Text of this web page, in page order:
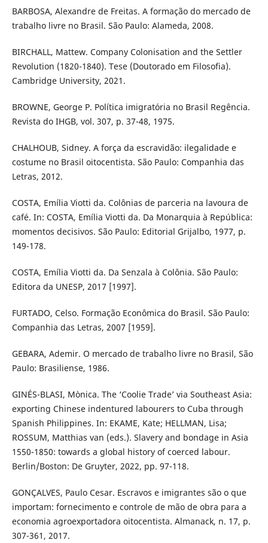
BARBOSA, Alexandre de Freitas. A formação do mercado de
trabalho livre no Brasil. São Paulo: Alameda, 2008.
BIRCHALL, Mattew. Company Colonisation and the Settler
Revolution (1820-1840). Tese (Doutorado em Filosofia).
Cambridge University, 2021.
BROWNE, George P. Política imigratória no Brasil Regência.
Revista do IHGB, vol. 307, p. 37-48, 1975.
CHALHOUB, Sidney. A força da escravidão: ilegalidade e
costume no Brasil oitocentista. São Paulo: Companhia das
Letras, 2012.
COSTA, Emília Viotti da. Colônias de parceria na lavoura de
café. In: COSTA, Emília Viotti da. Da Monarquia à República:
momentos decisivos. São Paulo: Editorial Grijalbo, 1977, p.
149-178.
COSTA, Emília Viotti da. Da Senzala à Colônia. São Paulo:
Editora da UNESP, 2017 [1997].
FURTADO, Celso. Formação Econômica do Brasil. São Paulo:
Companhia das Letras, 2007 [1959].
GEBARA, Ademir. O mercado de trabalho livre no Brasil, São
Paulo: Brasiliense, 1986.
GINÉS-BLASI, Mònica. The ‘Coolie Trade’ via Southeast Asia:
exporting Chinese indentured labourers to Cuba through
Spanish Philippines. In: EKAME, Kate; HELLMAN, Lisa;
ROSSUM, Matthias van (eds.). Slavery and bondage in Asia
1550-1850: towards a global history of coerced labour.
Berlin/Boston: De Gruyter, 2022, pp. 97-118.
GONÇALVES, Paulo Cesar. Escravos e imigrantes são o que
importam: fornecimento e controle de mão de obra para a
economia agroexportadora oitocentista. Almanack, n. 17, p.
307-361, 2017.